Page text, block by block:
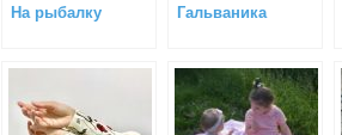
На рыбалку Гальваника